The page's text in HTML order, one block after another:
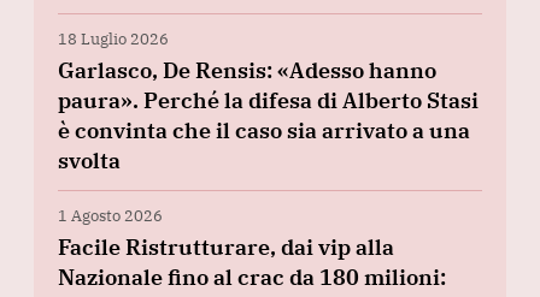
18 Luglio 2026
Garlasco, De Rensis: «Adesso hanno
paura». Perché la difesa di Alberto Stasi
è convinta che il caso sia arrivato a una
svolta
1 Agosto 2026
Facile Ristrutturare, dai vip alla
Nazionale fino al crac da 180 milioni: